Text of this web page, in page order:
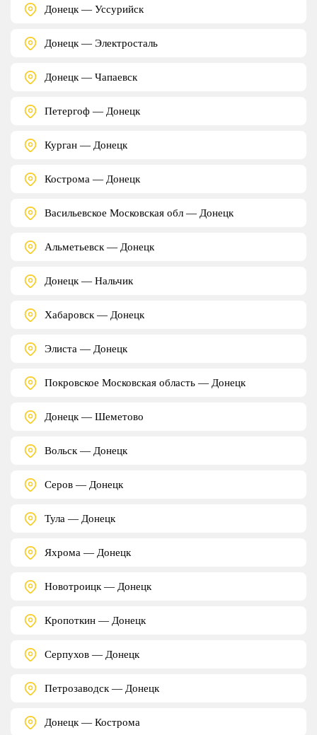
Донецк — Уссурийск
Донецк — Электросталь
Донецк — Чапаевск
Петергоф — Донецк
Курган — Донецк
Кострома — Донецк
Васильевское Московская обл — Донецк
Альметьевск — Донецк
Донецк — Нальчик
Хабаровск — Донецк
Элиста — Донецк
Покровское Московская область — Донецк
Донецк — Шеметово
Вольск — Донецк
Серов — Донецк
Тула — Донецк
Яхрома — Донецк
Новотроицк — Донецк
Кропоткин — Донецк
Серпухов — Донецк
Петрозаводск — Донецк
Донецк — Кострома